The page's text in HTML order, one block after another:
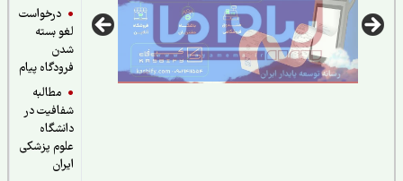
درخواست
لغو بسته
فرودگاه پیام
مطالبه
شفافیت در
دانشگاه
علوم پزشکی